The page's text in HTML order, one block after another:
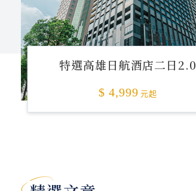
特選高雄日航酒店二日2.0
$ 4,999 元起